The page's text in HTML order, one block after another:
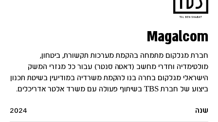
Magalcom
חברת מגלקום מתמחה בהקמת מערכות תקשורת, ביטחון,
מולטימדיה וחדרי מחשב (דאטה סנטר) עבור כל מגזרי המשק
הישראלי מגלקום בחרה בנו להקמת משרדיה במודיעין בשיטת תכנון
ביצוע של חברת TBS בשיתוף פעולה עם משרד אלטר אדריכלים.
שנה
2024